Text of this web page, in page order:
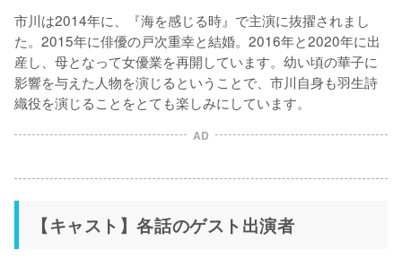
市川は2014年に、『海を感じる時』で主演に抜擢されまし
た。2015年に俳優の戸次重幸と結婚。2016年と2020年に出
産し、母となって女優業を再開しています。幼い頃の華子に
影響を与えた人物を演じるということで、市川自身も羽生詩
織役を演じることをとても楽しみにしています。
AD
【キャスト】各話のゲスト出演者